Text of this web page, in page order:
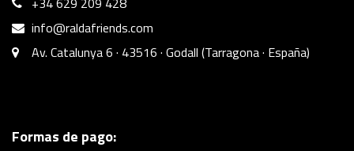
info@raldafriends.com
Av. Catalunya 6 · 43516 · Godall (Tarragona · España)
Formas de pago: